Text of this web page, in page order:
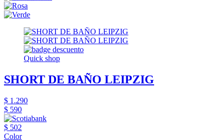
Quick shop
SHORT DE BAÑO LEIPZIG
$ 1.290
$ 590
$ 502
Color